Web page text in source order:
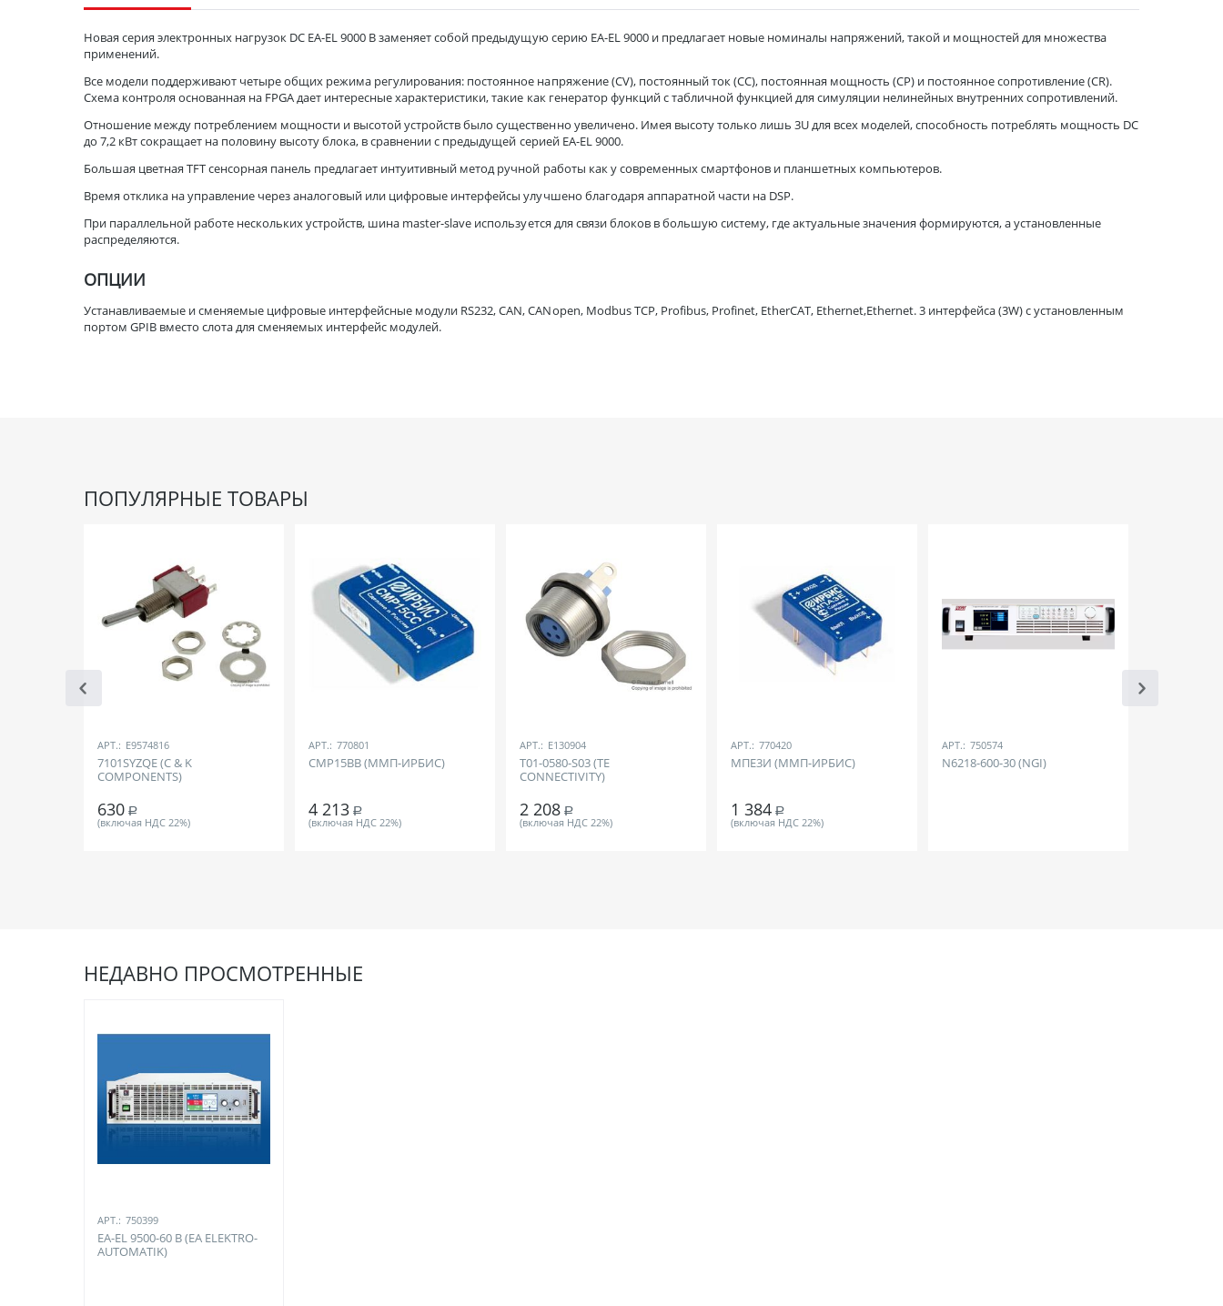
Новая серия электронных нагрузок DC EA-EL 9000 B заменяет собой предыдущую серию EA-EL 9000 и предлагает новые номиналы напряжений, такой и мощностей для множества
применений.
Все модели поддерживают четыре общих режима регулирования: постоянное напряжение (CV), постоянный ток (СС), постоянная мощность (СР) и постоянное сопротивление (CR).
Схема контроля основанная на FPGA дает интересные характеристики, такие как генератор функций с табличной функцией для симуляции нелинейных внутренних сопротивлений.
Отношение между потреблением мощности и высотой устройств было существенно увеличено. Имея высоту только лишь 3U для всех моделей, способность потреблять мощность DC
до 7,2 кВт сокращает на половину высоту блока, в сравнении с предыдущей серией EA-EL 9000.
Большая цветная TFT сенсорная панель предлагает интуитивный метод ручной работы как у современных смартфонов и планшетных компьютеров.
Время отклика на управление через аналоговый или цифровые интерфейсы улучшено благодаря аппаратной части на DSP.
При параллельной работе нескольких устройств, шина master-slave используется для связи блоков в большую систему, где актуальные значения формируются, а установленные
распределяются.
ОПЦИИ
Устанавливаемые и сменяемые цифровые интерфейсные модули RS232, CAN, CANopen, Modbus TCP, Profibus, Profinet, EtherCAT, Ethernet,Ethernet. 3 интерфейса (3W) с установленным
портом GPIB вместо слота для сменяемых интерфейс модулей.
ПОПУЛЯРНЫЕ ТОВАРЫ
АРТ.: E9574816
7101SYZQE (C & K
COMPONENTS)
630 Р
(включая НДС 22%)
АРТ.: 770801
СМР15ВВ (ММП-ИРБИС)
4 213 Р
(включая НДС 22%)
АРТ.: E130904
T01-0580-S03 (TE
CONNECTIVITY)
2 208 Р
(включая НДС 22%)
АРТ.: 770420
МПЕ3И (ММП-ИРБИС)
1 384 Р
(включая НДС 22%)
АРТ.: 750574
N6218-600-30 (NGI)
НЕДАВНО ПРОСМОТРЕННЫЕ
АРТ.: 750399
EA-EL 9500-60 B (EA ELEKTRO-
AUTOMATIK)